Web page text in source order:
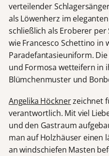
verteilender
als Löwenherz im
schließlich als Eroberer
wie Francesco Schettino in
Paradefantasieuniform.
und Formosa wetteifern in
Blümchenmuster und
Angelika Höcknerzeichnet
verantwortlich. Mit viel
und den Gastraum
man auf Holzhäuser einen
an windschiefen Masten